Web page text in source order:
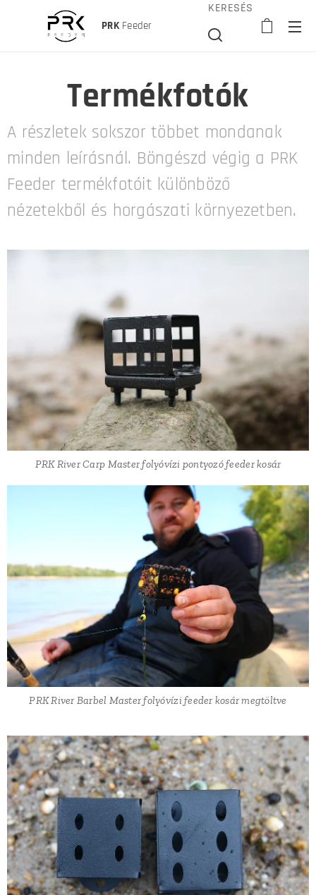
PRKFeeder
KERESÉS
Termékfotók
A részletek sokszor többet mondanak
minden leírásnál. Böngészd végig a PRK
Feeder termékfotóit különböző
nézetekből és horgászati környezetben.
PRK River Carp Master folyóvízi pontyozó feeder kosár
PRK River Barbel Master folyóvízi feeder kosár megtöltve